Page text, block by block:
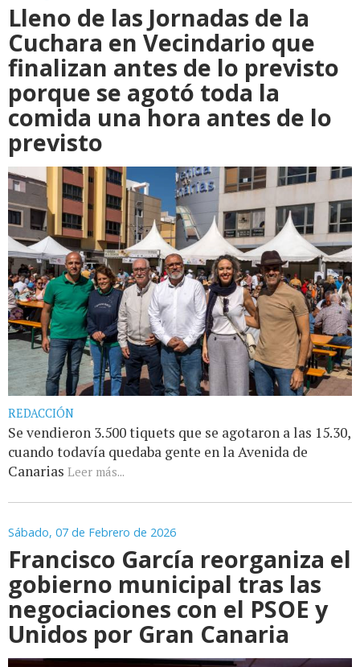
Lleno de las Jornadas de la
Cuchara en Vecindario que
finalizan antes de lo previsto
porque se agotó toda la
comida una hora antes de lo
previsto
REDACCIÓN
Se vendieron 3.500 tiquets que se agotaron a las 15.30,
cuando todavía quedaba gente en la Avenida de
Canarias Leer más...
Sábado, 07 de Febrero de 2026
Francisco García reorganiza el
gobierno municipal tras las
negociaciones con el PSOE y
Unidos por Gran Canaria